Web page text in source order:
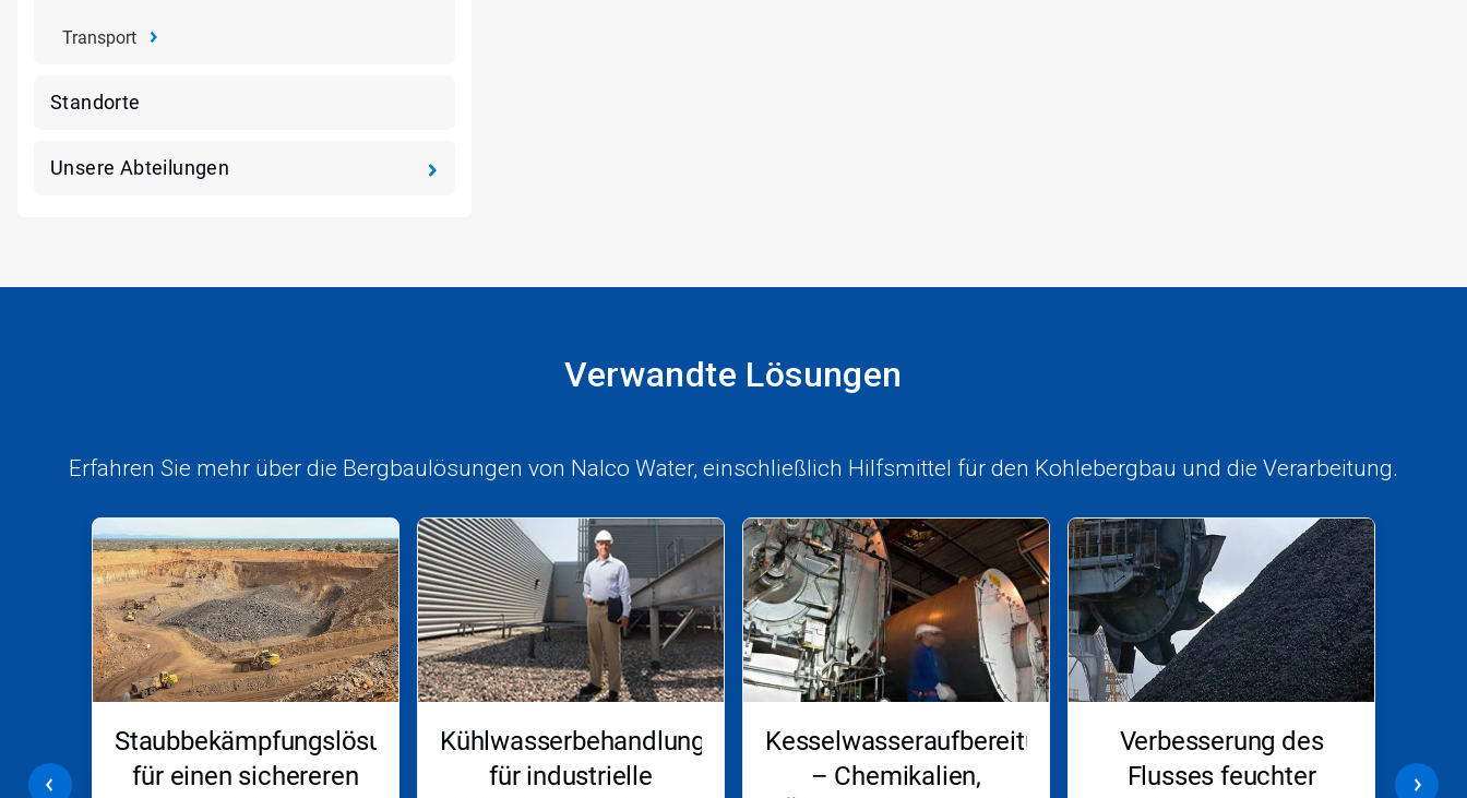
Transport
Standorte
Unsere Abteilungen
Verwandte Lösungen
Erfahren Sie mehr über die Bergbaulösungen von Nalco Water, einschließlich Hilfsmittel für den Kohlebergbau und die Verarbeitung.
Dies
ist
ein
Karussell.
Nutzen
Sie
die
Schaltflächen
Weiter
und
navigieren,
Staubbekämpfungslösungen
für einen sichereren
Kühlwasserbehandlung
für industrielle
Kesselwasseraufbereitung
– Chemikalien,
Verbesserung des
Flusses feuchter
–